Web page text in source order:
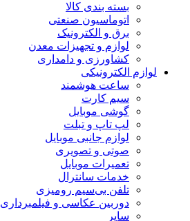
بسته بندی کالا
اتوماسیون صنعتی
برق و الکترونیک
لوازم و تجهیزات معدن
کشاورزی و دامداری
لوازم الکترونیکی
ساعت هوشمند
سیم کارت
گوشی موبایل
لپ تاپ و تبلت
لوازم جانبی موبایل
صوتی و تصویری
تعمیرات موبایل
خدمات سانترال
تلفن بی‌سیم رومیزی
دوربین عکاسی و فیلمبرداری
سایر